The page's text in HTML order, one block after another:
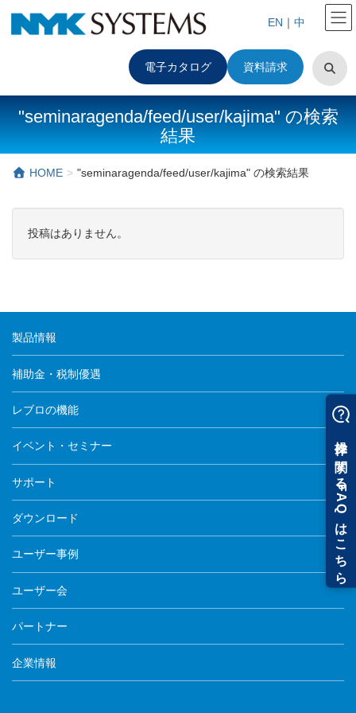
EN ｜ 中
電子カタログ 資料請求
"seminaragenda/feed/user/kajima" の検索
結果
HOME "seminaragenda/feed/user/kajima" の検索結果
投稿はありません。
製品情報
補助金・税制優遇
レブロの機能
イベント・セミナー
サポート
ダウンロード
ユーザー事例
ユーザー会
パートナー
企業情報